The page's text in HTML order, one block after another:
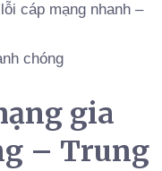
cáp mạng nhanh –
gia
– Trung